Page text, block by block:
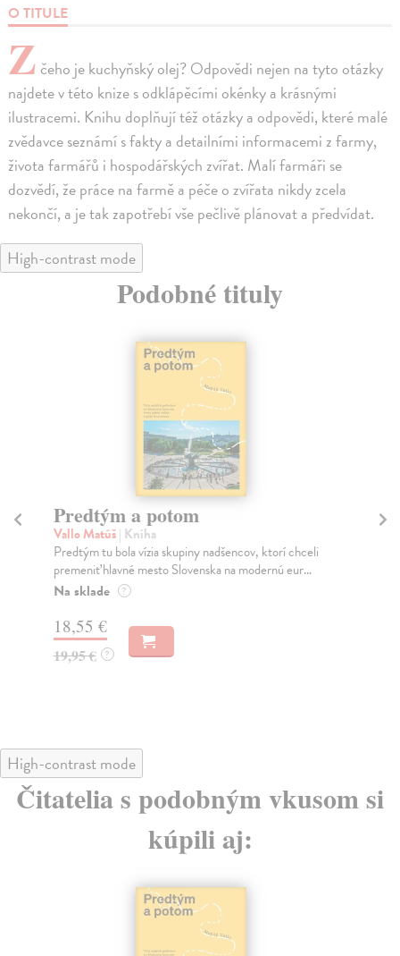
O TITULE
Zčeho je kuchyňský olej? Odpovědi nejen na tyto otázky
najdete v této knize s odklápěcími okénky a krásnými
ilustracemi. Knihu doplňují též otázky a odpovědi, které malé
zvědavce seznámí s fakty a detailními informacemi z farmy,
života farmářů i hospodářských zvířat. Malí farmáři se
dozvědí, že práce na farmě a péče o zvířata nikdy zcela
nekončí, a je tak zapotřebí vše pečlivě plánovat a předvídat.
High-contrast mode
Podobné tituly
Predtým a potom
Vallo Matúš| Kniha
Predtým tu bola vízia skupiny nadšencov, ktorí chceli
premeniť hlavné mesto Slovenska na modernú eur...
Na sklade ?
18,55 €
19,95 € ?
High-contrast mode
Čitatelia s podobným vkusom si
kúpili aj: